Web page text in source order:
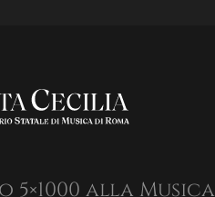
alla Musica